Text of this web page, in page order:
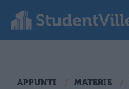
APPUNTI MATERIE